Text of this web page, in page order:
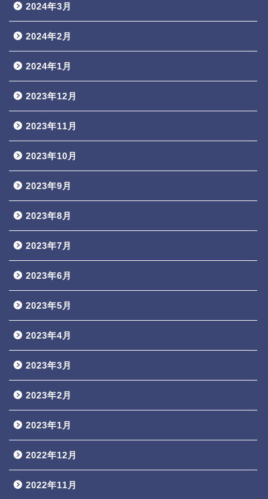
2024年3月
2024年2月
2024年1月
2023年12月
2023年11月
2023年10月
2023年9月
2023年8月
2023年7月
2023年6月
2023年5月
2023年4月
2023年3月
2023年2月
2023年1月
2022年12月
2022年11月